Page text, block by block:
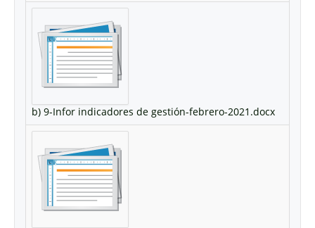
b) 9-Infor indicadores de gestión-febrero-2021.docx